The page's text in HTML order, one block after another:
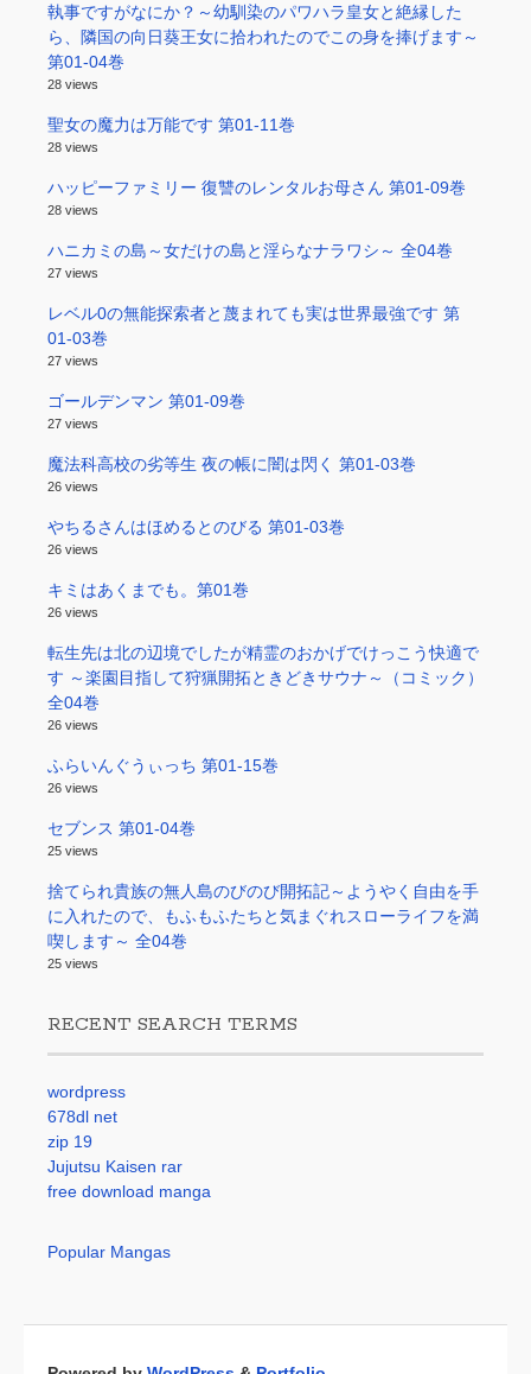
執事ですがなにか？～幼馴染のパワハラ皇女と絶縁した
ら、隣国の向日葵王女に拾われたのでこの身を捧げます～
第01-04巻
28 views
聖女の魔力は万能です 第01-11巻
28 views
ハッピーファミリー 復讐のレンタルお母さん 第01-09巻
28 views
ハニカミの島～女だけの島と淫らなナラワシ～ 全04巻
27 views
レベル0の無能探索者と蔑まれても実は世界最強です 第
01-03巻
27 views
ゴールデンマン 第01-09巻
27 views
魔法科高校の劣等生 夜の帳に闇は閃く 第01-03巻
26 views
やちるさんはほめるとのびる 第01-03巻
26 views
キミはあくまでも。第01巻
26 views
転生先は北の辺境でしたが精霊のおかげでけっこう快適で
す ～楽園目指して狩猟開拓ときどきサウナ～（コミック）
全04巻
26 views
ふらいんぐうぃっち 第01-15巻
26 views
セブンス 第01-04巻
25 views
捨てられ貴族の無人島のびのび開拓記～ようやく自由を手
に入れたので、もふもふたちと気まぐれスローライフを満
喫します～ 全04巻
25 views
RECENT SEARCH TERMS
wordpress
678dl net
zip 19
Jujutsu Kaisen rar
free download manga
Popular Mangas